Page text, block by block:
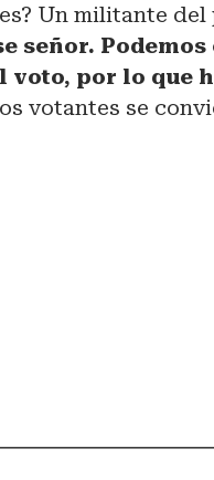
Un militante
señor.
voto, por lo que
votantes se